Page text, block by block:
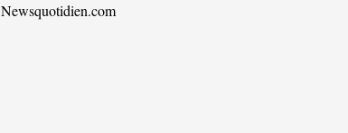
Newsquotidien.com